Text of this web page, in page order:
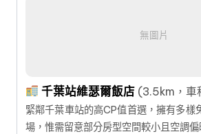
無圖片
千葉站維瑟爾飯店 (3.5km，車
緊鄰千葉車站的高CP值首選，擁有多樣
場，惟需留意部分房型空間較小且空調偏